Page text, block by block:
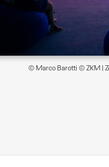
© Marco Barotti © ZKM |